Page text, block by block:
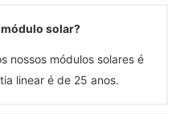
solar?
nossos módulos solares é
linear é de 25 anos.